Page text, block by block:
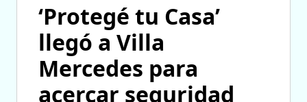
‘Protegé tu Casa’
llegó a Villa
Mercedes para
acercar seguridad